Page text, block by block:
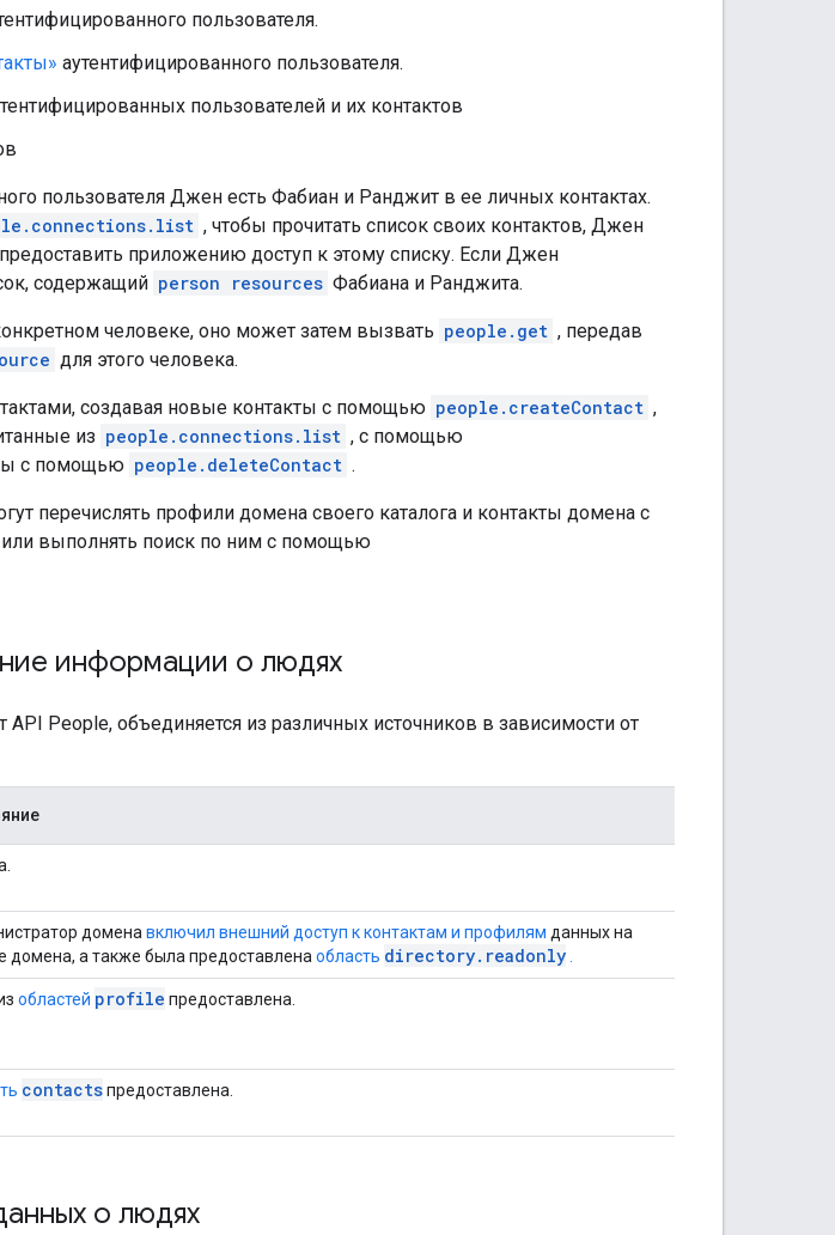
пользователя.
аутентифицированного пользователя.
пользователей и их контактов
пользователя Джен есть Фабиан и Ранджит в ее личных контактах.
, чтобы прочитать список своих контактов, Джен
предоставить приложению доступ к этому списку. Если Джен
содержащий person resources Фабиана и Ранджита.
человеке, оно может затем вызвать people.get , передав
для этого человека.
создавая новые контакты с помощью people.createContact ,
из people.connections.list , с помощью
с помощью people.deleteContact .
перечислять профили домена своего каталога и контакты домена с
или выполнять поиск по ним с помощью
информации о людях
People, объединяется из различных источников в зависимости от
домена включил внешний доступ к контактам и профилям данных на
домена, а также была предоставлена ​​область directory.readonly
областей profile предоставлена.
contactsпредоставлена.
о людях